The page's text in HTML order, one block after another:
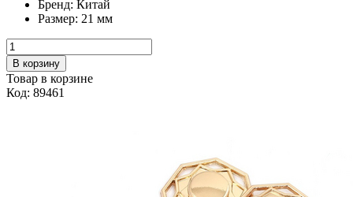
Бренд: Китай
Размер: 21 мм
В корзину
Товар в корзине
Код: 89461